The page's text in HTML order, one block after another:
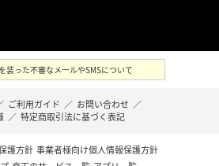
装った不審なメールやSMSについて
ご利用ガイド ／ お問い合わせ ／
／ 特定商取引法に基づく表記
護方針 事業者様向け個人情報保護方針